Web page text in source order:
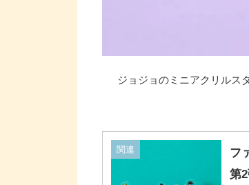
ジョジョのミニアクリルス
関連
フ
第